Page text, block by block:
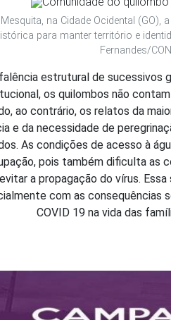
na Cidade Ocidental (GO),
para manter território e
Fernandes/
estrutural de sucessivos
os quilombos não
ao contrário, os relatos da
e da necessidade de
As condições de acesso à
pois também dificulta as
a propagação do vírus.
com as consequências
COVID 19 na vida das